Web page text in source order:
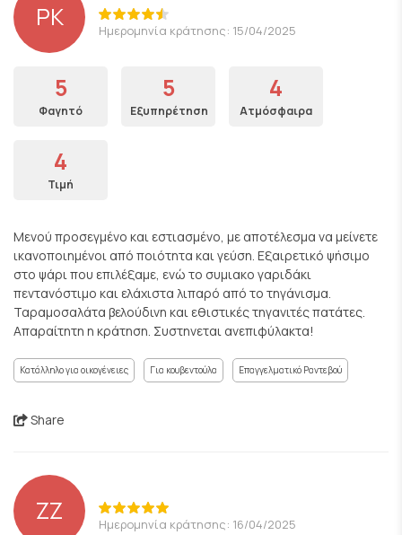
PK Ημερομηνία κράτησης: 15/04/2025
5
Φαγητό
5
Εξυπηρέτηση
4
Ατμόσφαιρα
4
Τιμή
Μενού προσεγμένο και εστιασμένο, με αποτέλεσμα να μείνετε
ικανοποιημένοι από ποιότητα και γεύση. Εξαιρετικό ψήσιμο
στο ψάρι που επιλέξαμε, ενώ το συμιακο γαριδάκι
πεντανόστιμο και ελάχιστα λιπαρό από το τηγάνισμα.
Ταραμοσαλάτα βελούδινη και εθιστικές τηγανιτές πατάτες.
Απαραίτητη η κράτηση. Συστηνεται ανεπιφύλακτα!
Κατάλληλο για οικογένειες Για κουβεντούλα Επαγγελματικό Ραντεβού
Share
ZZ Ημερομηνία κράτησης: 16/04/2025